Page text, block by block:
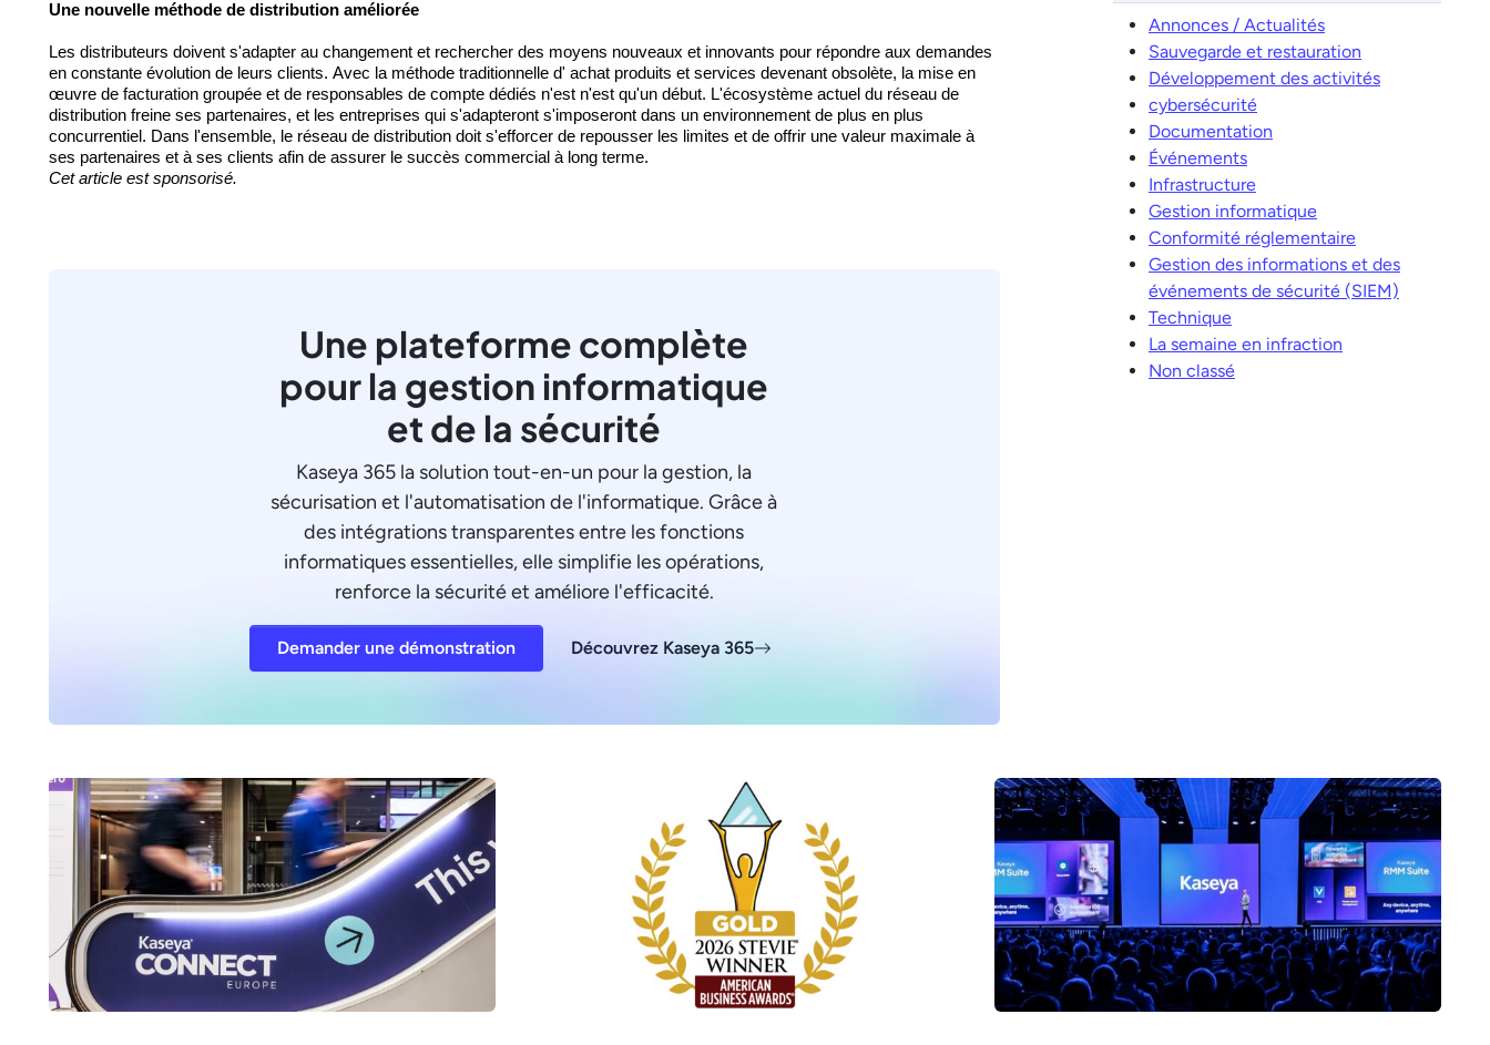
Une nouvelle méthode de distribution améliorée
Les distributeurs doivent s'adapter au changement et rechercher des moyens nouveaux et innovants pour répondre aux demandes
en constante évolution de leurs clients. Avec la méthode traditionnelle d' achat produits et services devenant obsolète, la mise en
œuvre de facturation groupée et de responsables de compte dédiés n'est n'est qu'un début. L'écosystème actuel du réseau de
distribution freine ses partenaires, et les entreprises qui s'adapteront s'imposeront dans un environnement de plus en plus
concurrentiel. Dans l'ensemble, le réseau de distribution doit s'efforcer de repousser les limites et de offrir une valeur maximale à
ses partenaires et à ses clients afin de assurer le succès commercial à long terme.
Cet article est sponsorisé.
Une plateforme complète
pour la gestion informatique
et de la sécurité
Kaseya 365 la solution tout-en-un pour la gestion, la
sécurisation et l'automatisation de l'informatique. Grâce à
des intégrations transparentes entre les fonctions
informatiques essentielles, elle simplifie les opérations,
renforce la sécurité et améliore l'efficacité.
Demander une démonstration Découvrez Kaseya 365
Annonces / Actualités
Sauvegarde et restauration
Développement des activités
cybersécurité
Documentation
Événements
Infrastructure
Gestion informatique
Conformité réglementaire
Gestion des informations et des
événements de sécurité (SIEM)
Technique
La semaine en infraction
Non classé